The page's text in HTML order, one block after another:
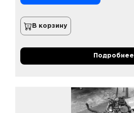
В корзину
Подробнее